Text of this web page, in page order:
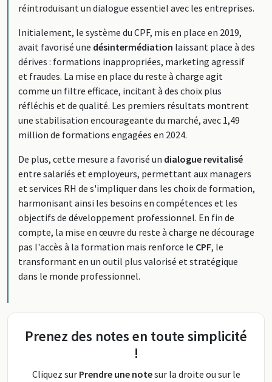
réintroduisant un dialogue essentiel avec les entreprises.
Initialement, le système du CPF, mis en place en 2019,
avait favorisé une désintermédiation laissant place à des
dérives : formations inappropriées, marketing agressif
et fraudes. La mise en place du reste à charge agit
comme un filtre efficace, incitant à des choix plus
réfléchis et de qualité. Les premiers résultats montrent
une stabilisation encourageante du marché, avec 1,49
million de formations engagées en 2024.
De plus, cette mesure a favorisé un dialogue revitalisé
entre salariés et employeurs, permettant aux managers
et services RH de s'impliquer dans les choix de formation,
harmonisant ainsi les besoins en compétences et les
objectifs de développement professionnel. En fin de
compte, la mise en œuvre du reste à charge ne décourage
pas l'accès à la formation mais renforce le CPF, le
transformant en un outil plus valorisé et stratégique
dans le monde professionnel.
Prenez des notes en toute simplicité
!
Cliquez sur Prendre une notesur la droite ou sur le